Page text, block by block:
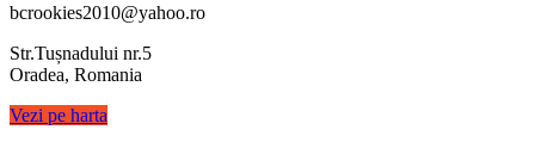
bcrookies2010@yahoo.ro
Str.Tușnadului nr.5
Oradea, Romania
Vezi pe harta